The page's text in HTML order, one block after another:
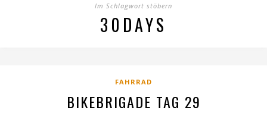
Im Schlagwort stöbern
30DAYS
FAHRRAD
BIKEBRIGADE TAG 29